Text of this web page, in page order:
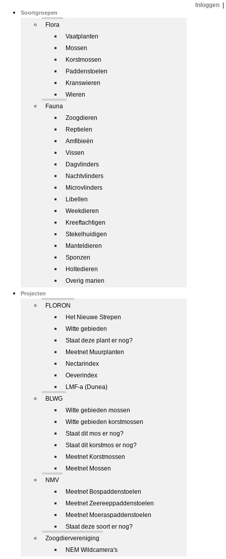
Soortgroepen
Flora
Vaatplanten
Mossen
Korstmossen
Paddenstoelen
Kranswieren
Wieren
Fauna
Zoogdieren
Reptielen
Amfibieën
Vissen
Dagvlinders
Nachtvlinders
Microvlinders
Libellen
Weekdieren
Kreeftachtigen
Stekelhuidigen
Manteldieren
Sponzen
Holtedieren
Overig marien
Projecten
FLORON
Het Nieuwe Strepen
Witte gebieden
Staat deze plant er nog?
Meetnet Muurplanten
Nectarindex
Oeverindex
LMF-a (Dunea)
BLWG
Witte gebieden mossen
Witte gebieden korstmossen
Staat dit mos er nog?
Staat dit korstmos er nog?
Meetnet Korstmossen
Meetnet Mossen
NMV
Meetnet Bospaddenstoelen
Meetnet Zeereeppaddenstoelen
Meetnet Moeraspaddenstoelen
Staat deze soort er nog?
Zoogdiervereniging
NEM Wildcamera's
Inloggen